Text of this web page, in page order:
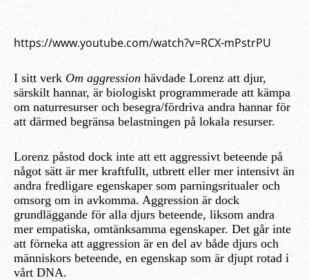
https://www.youtube.com/watch?v=RCX-mPstrPU
I sitt verk Om aggression hävdade Lorenz att djur,
särskilt hannar, är biologiskt programmerade att kämpa
om naturresurser och besegra/fördriva andra hannar för
att därmed begränsa belastningen på lokala resurser.
Lorenz påstod dock inte att ett aggressivt beteende på
något sätt är mer kraftfullt, utbrett eller mer intensivt än
andra fredligare egenskaper som parningsritualer och
omsorg om in avkomma. Aggression är dock
grundläggande för alla djurs beteende, liksom andra
mer empatiska, omtänksamma egenskaper. Det går inte
att förneka att aggression är en del av både djurs och
människors beteende, en egenskap som är djupt rotad i
vårt DNA.